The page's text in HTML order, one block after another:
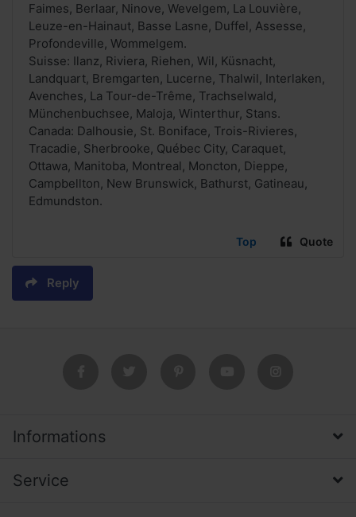
Faimes, Berlaar, Ninove, Wevelgem, La Louvière,
Leuze-en-Hainaut, Basse Lasne, Duffel, Assesse,
Profondeville, Wommelgem.
Suisse: Ilanz, Riviera, Riehen, Wil, Küsnacht,
Landquart, Bremgarten, Lucerne, Thalwil, Interlaken,
Avenches, La Tour-de-Trême, Trachselwald,
Münchenbuchsee, Maloja, Winterthur, Stans.
Canada: Dalhousie, St. Boniface, Trois-Rivieres,
Tracadie, Sherbrooke, Québec City, Caraquet,
Ottawa, Manitoba, Montreal, Moncton, Dieppe,
Campbellton, New Brunswick, Bathurst, Gatineau,
Edmundston.
Top Quote
Reply
Informations
Service